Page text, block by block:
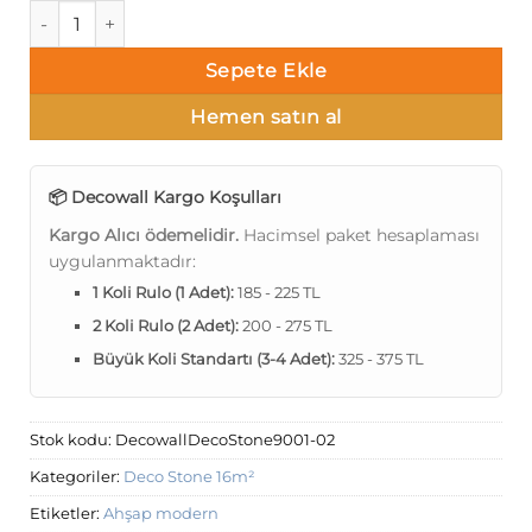
Decowall Deco Stone 9001-02 Duvar Kağıdı adet
Sepete Ekle
Hemen satın al
📦 Decowall Kargo Koşulları
Kargo Alıcı ödemelidir. Hacimsel paket hesaplaması
uygulanmaktadır:
1 Koli Rulo (1 Adet):185 - 225 TL
2 Koli Rulo (2 Adet):200 - 275 TL
Büyük Koli Standartı (3-4 Adet):325 - 375 TL
Stok kodu: DecowallDecoStone9001-02
Kategoriler: Deco Stone 16m²
Etiketler: Ahşap modern